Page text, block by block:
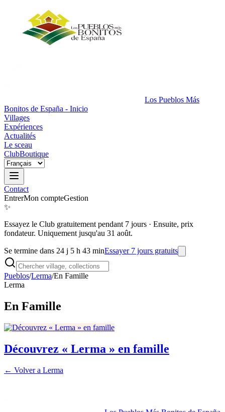
Los Pueblos Más
Bonitos de España - Inicio
Villages
Expériences
Actualités
Le sceau
ClubBoutique
Contact
EntrerMon compteGestion
✨
Essayez le Club gratuitement pendant 7 jours · Ensuite, prix
fondateur. Uniquement jusqu'au 31 août.
Se termine dans 24 j 5 h 43 minEssayer 7 jours gratuits
Pueblos/Lerma/En Famille
Lerma
En Famille
Découvrez « Lerma » en famille
← Volver a Lerma